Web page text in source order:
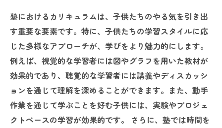
塾におけるカリキュラムは、子供たちのやる気を引き出
す重要な要素です。特に、子供たちの学習スタイルに応
じた多様なアプローチが、学びをより魅力的にします。
例えば、視覚的な学習者には図やグラフを用いた教材が
効果的であり、聴覚的な学習者には講義やディスカッシ
ョンを通じて理解を深めることができます。また、動手
作業を通じて学ぶことを好む子供には、実験やプロジェ
クトベースの学習が効果的です。 さらに、塾では時間を